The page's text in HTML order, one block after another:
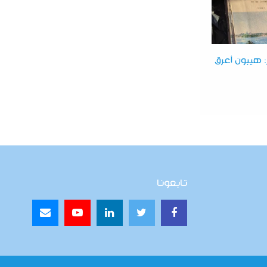
هيبون أعرق
تابعونا